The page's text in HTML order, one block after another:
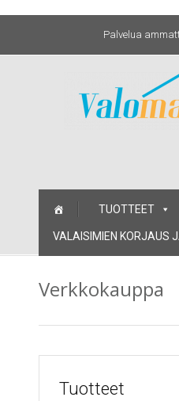
Palvelua
TUOTTEET
VALAISIMIEN KORJAUS
Verkkokauppa
Tuotteet